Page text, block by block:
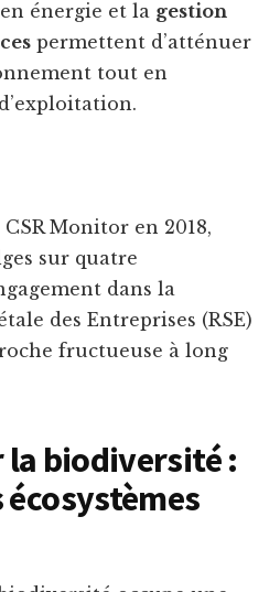
énergie et la gestion
permettent d’atténuer
tout en
Monitor en 2018,
sur quatre
dans la
des Entreprises (RSE)
fructueuse à long
la biodiversité :